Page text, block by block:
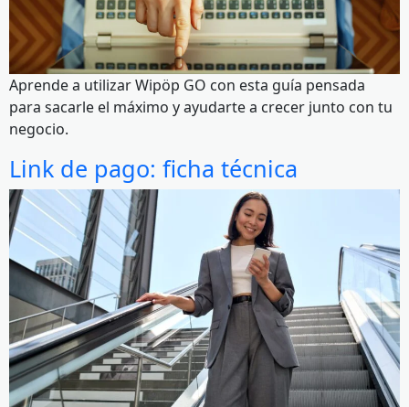
Aprende a utilizar Wipöp GO con esta guía pensada
para sacarle el máximo y ayudarte a crecer junto con tu
negocio.
Link de pago: ficha técnica